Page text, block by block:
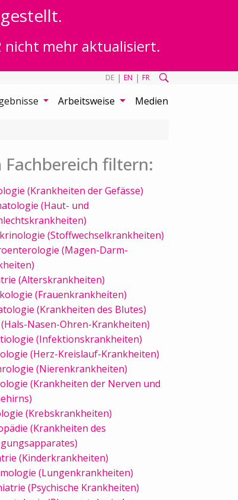
nicht mehr aktualisiert.
DE | EN | FR
Arbeitsweise Medien
Fachbereich filtern:
(Krankheiten der Gefässe)
(Haut- und
(Stoffwechselkrankheiten)
(Magen-Darm-
(Alterskrankheiten)
(Frauenkrankheiten)
(Krankheiten des Blutes)
Nasen-Ohren-Krankheiten)
(Infektionskrankheiten)
(Herz-Kreislauf-Krankheiten)
(Nierenkrankheiten)
(Krankheiten der Nerven und
(Krebskrankheiten)
(Krankheiten des
(Kinderkrankheiten)
(Lungenkrankheiten)
(Psychische Krankheiten)